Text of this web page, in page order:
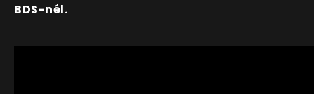
BDS-nél.